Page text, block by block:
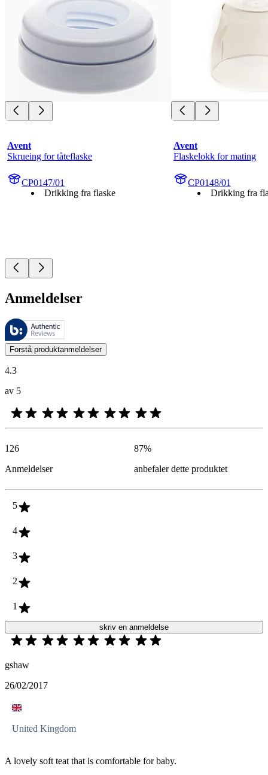
Avent
Skrueing for tåteflaske
CP0147/01
Drikking fra flaske
Avent
Flaskelokk for mating
CP0148/01
Drikking fra
Anmeldelser
Disse anmeldelsene forvaltes av Bazaarvoice og overholder
Kundenes meninger i form av produkt- og stjernevurdering er
Forstå produktanmeldelser
4.3
av 5
126
Anmeldelser
87%
anbefaler dette produktet
5
4
3
2
1
skriv en anmeldelse
gshaw
26/02/2017
United Kingdom
A lovely soft teat that is comfortable for baby.